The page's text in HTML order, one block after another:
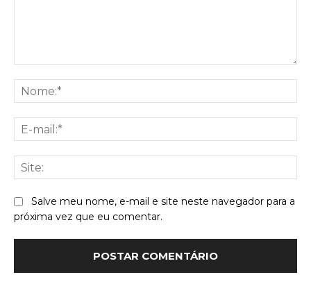
Salve meu nome, e-mail e site neste navegador para a
próxima vez que eu comentar.